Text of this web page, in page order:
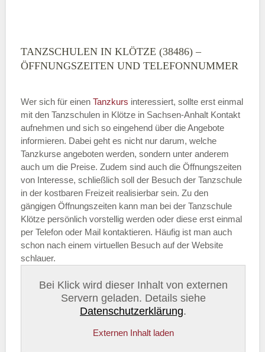
TANZSCHULEN IN KLÖTZE (38486) –
ÖFFNUNGSZEITEN UND TELEFONNUMMER
Wer sich für einen Tanzkurs interessiert, sollte erst einmal
mit den Tanzschulen in Klötze in Sachsen-Anhalt Kontakt
aufnehmen und sich so eingehend über die Angebote
informieren. Dabei geht es nicht nur darum, welche
Tanzkurse angeboten werden, sondern unter anderem
auch um die Preise. Zudem sind auch die Öffnungszeiten
von Interesse, schließlich soll der Besuch der Tanzschule
in der kostbaren Freizeit realisierbar sein. Zu den
gängigen Öffnungszeiten kann man bei der Tanzschule
Klötze persönlich vorstellig werden oder diese erst einmal
per Telefon oder Mail kontaktieren. Häufig ist man auch
schon nach einem virtuellen Besuch auf der Website
schlauer.
Bei Klick wird dieser Inhalt von externen
Servern geladen. Details siehe
Datenschutzerklärung.
Externen Inhalt laden